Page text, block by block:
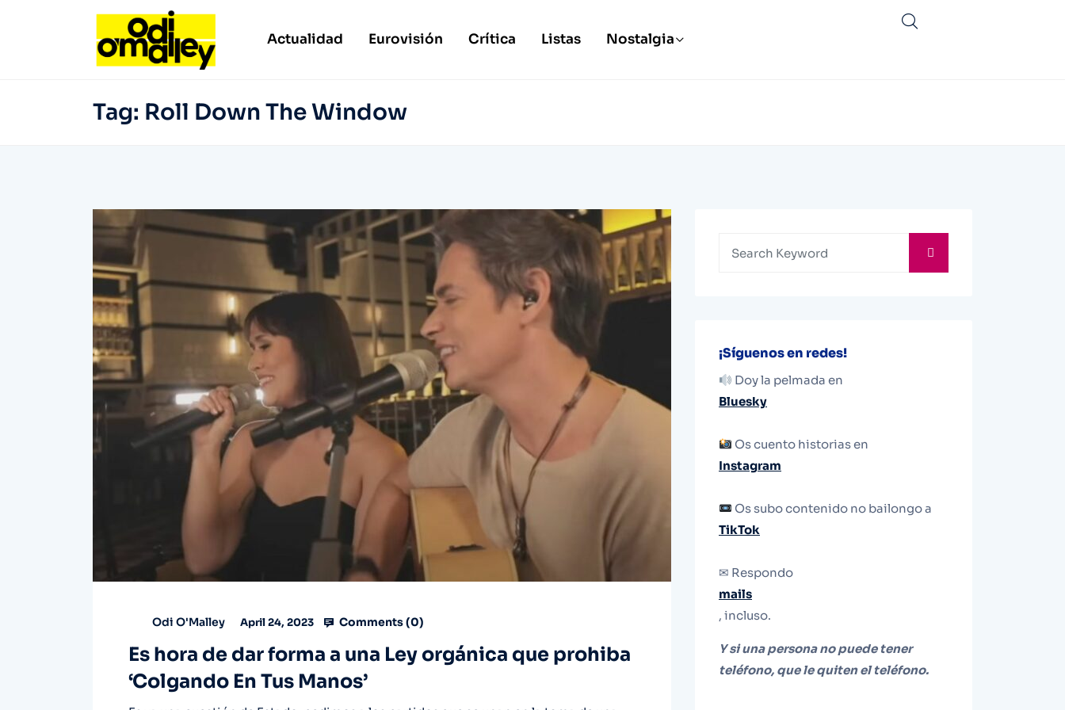
Actualidad Eurovisión Crítica Listas Nostalgia
Tag: Roll Down The Window
Odi O'Malley April 24, 2023 Comments (0)
Es hora de dar forma a una Ley orgánica que prohiba
‘Colgando En Tus Manos’
¡Síguenos en redes!
Doy la pelmada en
Bluesky
Os cuento historias en
Instagram
Os subo contenido no bailongo a
TikTok
✉ Respondo
mails
, incluso.
Y si una persona no puede tener
teléfono, que le quiten el teléfono.